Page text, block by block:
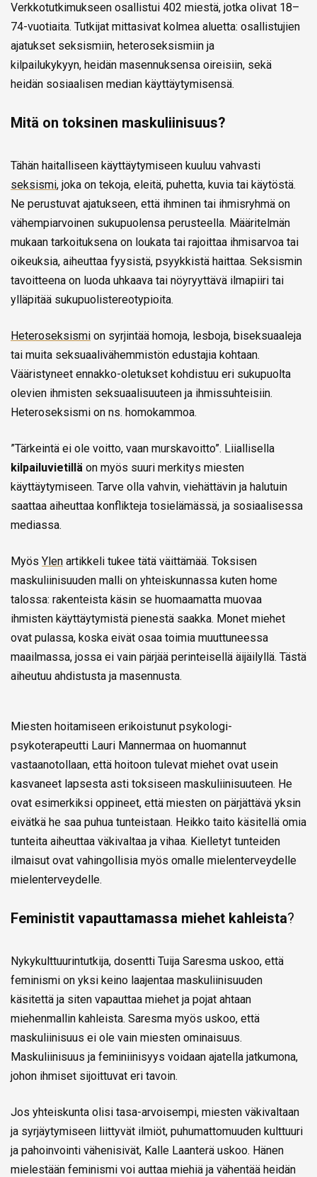
Verkkotutkimukseen osallistui 402 miestä, jotka olivat 18–
74-vuotiaita. Tutkijat mittasivat kolmea aluetta: osallistujien
ajatukset seksismiin, heteroseksismiin ja
kilpailukykyyn, heidän masennuksensa oireisiin, sekä
heidän sosiaalisen median käyttäytymisensä.
Mitä on toksinen maskuliinisuus?
Tähän haitalliseen käyttäytymiseen kuuluu vahvasti
seksismi, joka on tekoja, eleitä, puhetta, kuvia tai käytöstä.
Ne perustuvat ajatukseen, että ihminen tai ihmisryhmä on
vähempiarvoinen sukupuolensa perusteella. Määritelmän
mukaan tarkoituksena on loukata tai rajoittaa ihmisarvoa tai
oikeuksia, aiheuttaa fyysistä, psyykkistä haittaa. Seksismin
tavoitteena on luoda uhkaava tai nöyryyttävä ilmapiiri tai
ylläpitää sukupuolistereotypioita.
Heteroseksismi on syrjintää homoja, lesboja, biseksuaaleja
tai muita seksuaalivähemmistön edustajia kohtaan.
Vääristyneet ennakko-oletukset kohdistuu eri sukupuolta
olevien ihmisten seksuaalisuuteen ja ihmissuhteisiin.
Heteroseksismi on ns. homokammoa.
”Tärkeintä ei ole voitto, vaan murskavoitto”. Liiallisella
kilpailuvietillä on myös suuri merkitys miesten
käyttäytymiseen. Tarve olla vahvin, viehättävin ja halutuin
saattaa aiheuttaa konflikteja tosielämässä, ja sosiaalisessa
mediassa.
Myös Ylen artikkeli tukee tätä väittämää. Toksisen
maskuliinisuuden malli on yhteiskunnassa kuten home
talossa: rakenteista käsin se huomaamatta muovaa
ihmisten käyttäytymistä pienestä saakka. Monet miehet
ovat pulassa, koska eivät osaa toimia muuttuneessa
maailmassa, jossa ei vain pärjää perinteisellä äijäilyllä. Tästä
aiheutuu ahdistusta ja masennusta.
Miesten hoitamiseen erikoistunut psykologi-
psykoterapeutti Lauri Mannermaa on huomannut
vastaanotollaan, että hoitoon tulevat miehet ovat usein
kasvaneet lapsesta asti toksiseen maskuliinisuuteen. He
ovat esimerkiksi oppineet, että miesten on pärjättävä yksin
eivätkä he saa puhua tunteistaan. Heikko taito käsitellä omia
tunteita aiheuttaa väkivaltaa ja vihaa. Kielletyt tunteiden
ilmaisut ovat vahingollisia myös omalle mielenterveydelle
mielenterveydelle.
Feministit vapauttamassa miehet kahleista?
Nykykulttuurintutkija, dosentti Tuija Saresma uskoo, että
feminismi on yksi keino laajentaa maskuliinisuuden
käsitettä ja siten vapauttaa miehet ja pojat ahtaan
miehenmallin kahleista. Saresma myös uskoo, että
maskuliinisuus ei ole vain miesten ominaisuus.
Maskuliinisuus ja feminiinisyys voidaan ajatella jatkumona,
johon ihmiset sijoittuvat eri tavoin.
Jos yhteiskunta olisi tasa-arvoisempi, miesten väkivaltaan
ja syrjäytymiseen liittyvät ilmiöt, puhumattomuuden kulttuuri
ja pahoinvointi vähenisivät, Kalle Laanterä uskoo. Hänen
mielestään feminismi voi auttaa miehiä ja vähentää heidän